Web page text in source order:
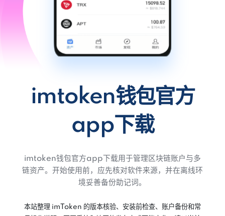
imtoken钱包官方
app下载
imtoken钱包官方app下载用于管理区块链账户与多
链资产。开始使用前，应先核对软件来源，并在离线环
境妥善备份助记词。
本站整理 imToken 的版本核验、安装前检查、账户备份和常